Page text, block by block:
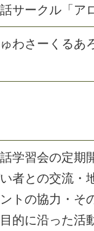
サークル「ア
わさーくるあ
学習会の定期
者との交流・
トの協力・そ
的に沿った活